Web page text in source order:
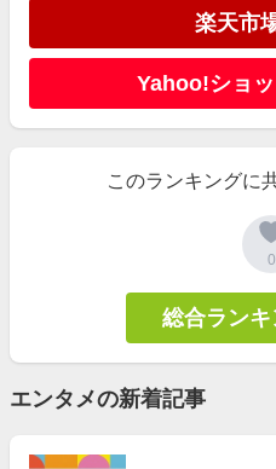
楽天市
Yahoo!ショ
このランキングに
0
総合ラン
エンタメの新着記事